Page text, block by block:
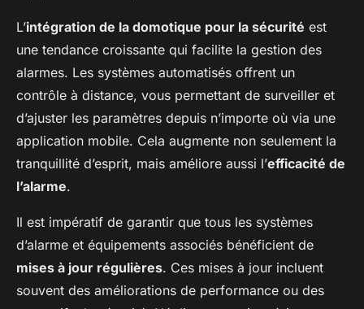
L’intégration de la domotique pour la sécurité est
une tendance croissante qui facilite la gestion des
alarmes. Les systèmes automatisés offrent un
contrôle à distance, vous permettant de surveiller et
d’ajuster les paramètres depuis n’importe où via une
application mobile. Cela augmente non seulement la
tranquillité d’esprit, mais améliore aussi l’efficacité de
l’alarme.
Il est impératif de garantir que tous les systèmes
d’alarme et équipements associés bénéficient de
mises à jour régulières. Ces mises à jour incluent
souvent des améliorations de performance ou des